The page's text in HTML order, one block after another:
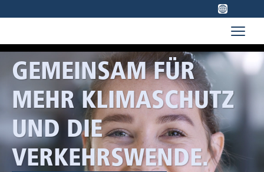
GEMEINSAM FÜR
MEHR KLIMASCHUTZ
UND DIE
VERKEHRSWENDE.